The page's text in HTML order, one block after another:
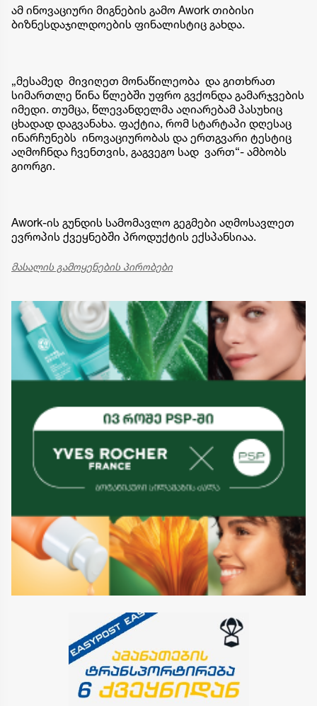
ამ ინოვაციური მიგნების გამო Awork თიბისი
ბიზნესდაჯილდოების ფინალისტიც გახდა.
„მესამედ მივიღეთ მონაწილეობა და გითხრათ
სიმართლე წინა წლებში უფრო გვქონდა გამარჯვების
იმედი. თუმცა, წლევანდელმა აღიარებამ პასუხიც
ცხადად დაგვანახა. ფაქტია, რომ სტარტაპი დღესაც
ინარჩუნებს ინოვაციურობას და ერთგვარი ტესტიც
აღმოჩნდა ჩვენთვის, გაგვეგო სად ვართ“- ამბობს
გიორგი.
Awork-ის გუნდის სამომავლო გეგმები აღმოსავლეთ
ევროპის ქვეყნებში პროდუქტის ექსპანსიაა.
მასალის გამოყენების პირობები